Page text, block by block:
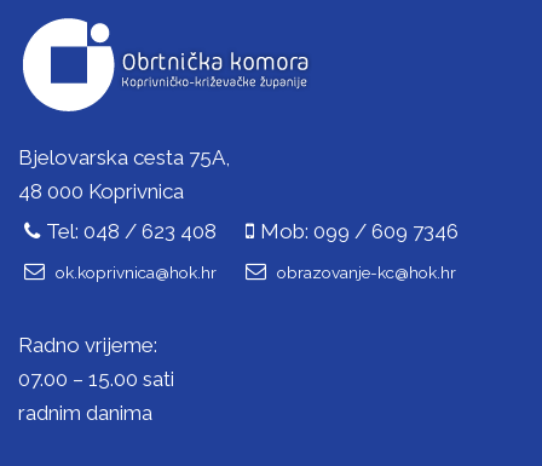
Bjelovarska cesta 75A,
48 000 Koprivnica
Tel: 048 / 623 408
Mob: 099 / 609 7346
ok.koprivnica@hok.hr obrazovanje-kc@hok.hr
Radno vrijeme:
07.00 – 15.00 sati
radnim danima